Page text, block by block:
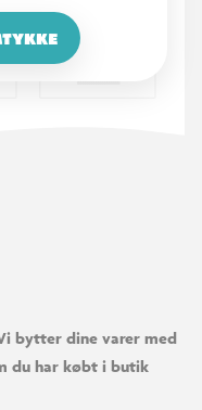
bytter dine varer med
du har købt i butik